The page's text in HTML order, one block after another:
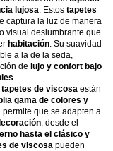
lujosa. Estos tapetes
captura la luz de manera
visual deslumbrante que
habitación. Su suavidad
a la de la seda,
de lujo y confort bajo
.
tapetes de viscosaestán
gama de colores y
permite que se adapten a
, desde el
hasta el clásico y
de viscosapueden